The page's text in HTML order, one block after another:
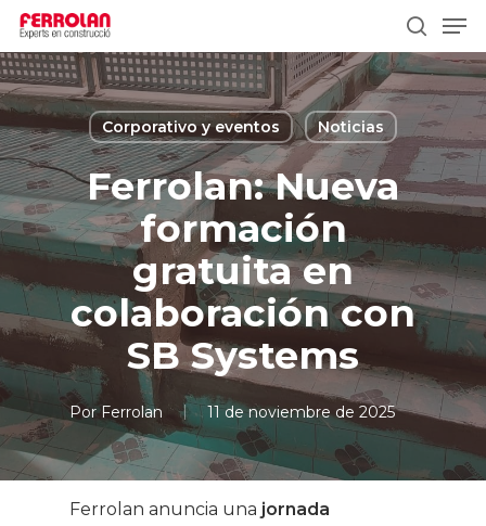
Skip
main
content
search
Corporativo y eventos Noticias
Ferrolan: Nueva
formación
gratuita en
colaboración con
SB Systems
Por Ferrolan 11 de noviembre de 2025
Ferrolan anuncia una jornada